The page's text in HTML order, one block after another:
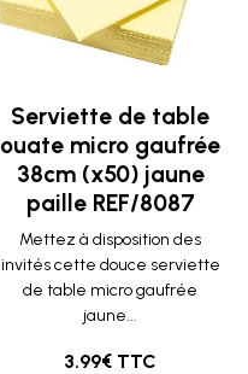
Serviette de table
ouate micro gaufrée
38cm (x50) jaune
paille REF/8087
Mettez à disposition des
invités cette douce serviette
de table micro gaufrée
jaune...
3.99€ TTC